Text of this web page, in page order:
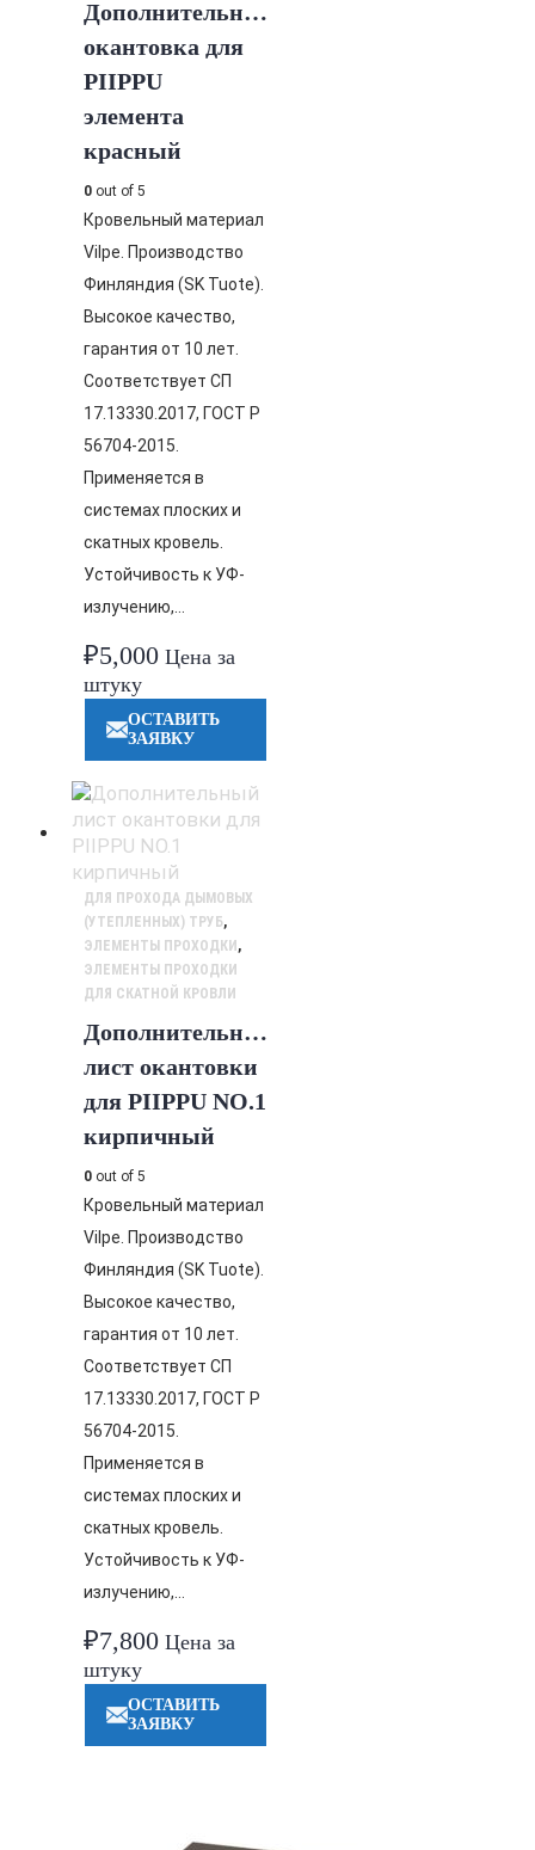
Дополнительная
окантовка для
PIIPPU
элемента
красный
0 out of 5
Кровельный материал
Vilpe. Производство
Финляндия (SK Tuote).
Высокое качество,
гарантия от 10 лет.
Соответствует СП
17.13330.2017, ГОСТ Р
56704-2015.
Применяется в
системах плоских и
скатных кровель.
Устойчивость к УФ-
излучению,…
₽5,000 Цена за
штуку
ОСТАВИТЬ
ЗАЯВКУ
ДЛЯ ПРОХОДА ДЫМОВЫХ
(УТЕПЛЕННЫХ) ТРУБ,
ЭЛЕМЕНТЫ ПРОХОДКИ ,
ЭЛЕМЕНТЫ ПРОХОДКИ
ДЛЯ СКАТНОЙ КРОВЛИ
Дополнительный
лист окантовки
для PIIPPU NO.1
кирпичный
0 out of 5
Кровельный материал
Vilpe. Производство
Финляндия (SK Tuote).
Высокое качество,
гарантия от 10 лет.
Соответствует СП
17.13330.2017, ГОСТ Р
56704-2015.
Применяется в
системах плоских и
скатных кровель.
Устойчивость к УФ-
излучению,…
₽7,800 Цена за
штуку
ОСТАВИТЬ
ЗАЯВКУ